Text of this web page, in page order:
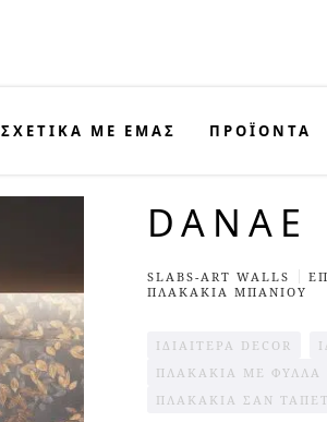
ΣΧΕΤΙΚΑ ΜΕ ΕΜΑΣ ΠΡΟΪΟΝΤΑ
DANAE
SLABS-ART WALLS
ΠΛΑΚΑΚΙΑ ΜΠΑΝΙΟΥ
ΙΔΙΑΊΤΕΡΑ DECOR
ΠΛΑΚΆΚΙΑ ΜΕ ΦΎΛΛΑ
ΠΛΑΚΆΚΙΑ ΣΑΝ